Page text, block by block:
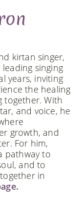
kirtan singer,
singing
years, inviting
the healing
together. With
and voice, he
growth, and
For him,
pathway to
and to
in